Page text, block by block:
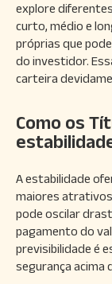
explore
curto, médio e
próprias que
do investidor.
carteira
Como os
A estabilidade
maiores
pode oscilar
pagamento do
previsibilidade é
segurança acima